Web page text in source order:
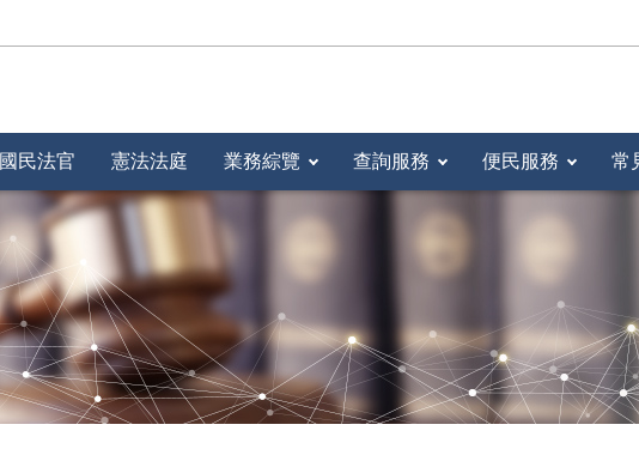
國民法官 憲法法庭 業務綜覽 查詢服務 便民服務 常